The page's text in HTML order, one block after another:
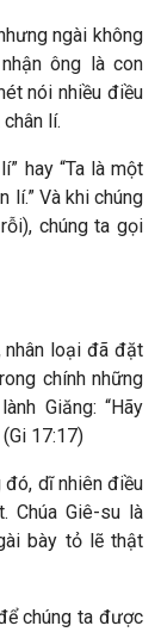
ngài không
ông là con
nói nhiều điều
lí.
hay “Ta là một
lí.” Và khi chúng
chúng ta gọi
nhân loại đã đặt
chính những
Giăng: “Hãy
17:17)
đó, dĩ nhiên điều
Chúa Giê-su là
bày tỏ lẽ thật
chúng ta được